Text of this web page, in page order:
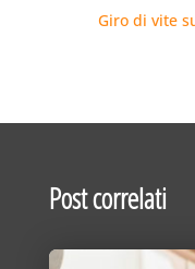
Giro di vite
Post correlati